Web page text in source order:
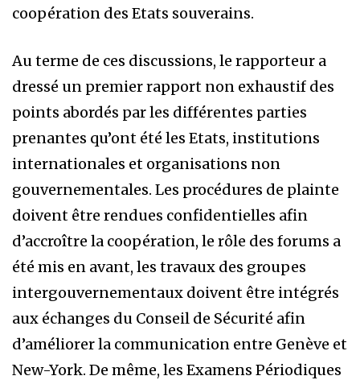
coopération des Etats souverains.
Au terme de ces discussions, le rapporteur a
dressé un premier rapport non exhaustif des
points abordés par les différentes parties
prenantes qu’ont été les Etats, institutions
internationales et organisations non
gouvernementales. Les procédures de plainte
doivent être rendues confidentielles afin
d’accroître la coopération, le rôle des forums a
été mis en avant, les travaux des groupes
intergouvernementaux doivent être intégrés
aux échanges du Conseil de Sécurité afin
d’améliorer la communication entre Genève et
New-York. De même, les Examens Périodiques